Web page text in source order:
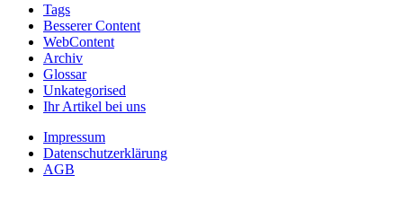
Tags
Besserer Content
WebContent
Archiv
Glossar
Unkategorised
Ihr Artikel bei uns
Impressum
Datenschutzerklärung
AGB